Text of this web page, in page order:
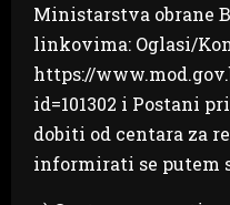
Ministarstva obrane
linkovima: Oglasi/
https://
id=101302 i Postani
dobiti od centara za
informirati se putem